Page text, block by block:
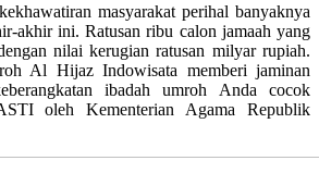
masyarakat perihal banyaknya
akhir ini. Ratusan ribu calon jamaah yang
nilai kerugian ratusan milyar rupiah.
Al Hijaz Indowisata memberi jaminan
ibadah umroh Anda cocok
oleh Kementerian Agama Republik